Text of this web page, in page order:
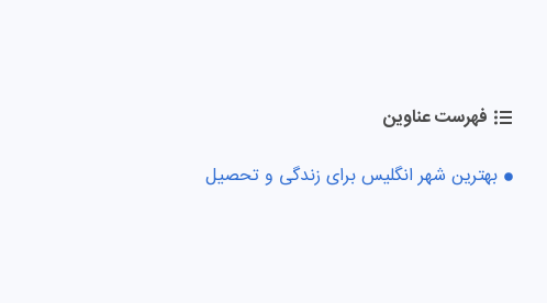
فهرست عناوین
بهترین شهر انگلیس برای زندگی و تحصیل